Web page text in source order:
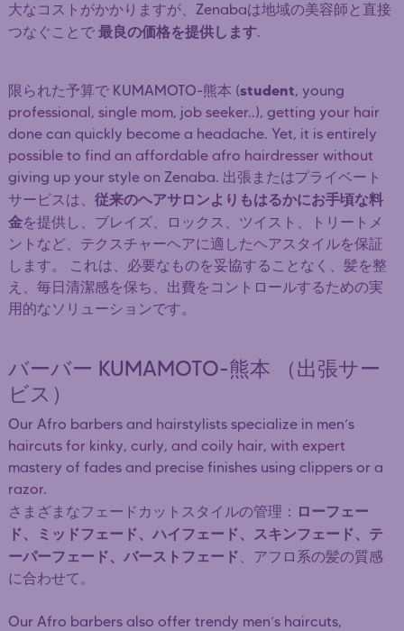
大なコストがかかりますが、Zenabaは地域の美容師と直接
つなぐことで 最良の価格を提供します.
限られた予算で KUMAMOTO-熊本 (student, young
professional, single mom, job seeker..), getting your hair
done can quickly become a headache. Yet, it is entirely
possible to find an affordable afro hairdresser without
giving up your style on Zenaba. 出張またはプライベート
サービスは、 従来のヘアサロンよりもはるかにお手頃な料
金を提供し、ブレイズ、ロックス、ツイスト、トリートメ
ントなど、テクスチャーヘアに適したヘアスタイルを保証
します。 これは、必要なものを妥協することなく、髪を整
え、毎日清潔感を保ち、出費をコントロールするための実
用的なソリューションです。
バーバー KUMAMOTO-熊本 （出張サー
ビス）
Our Afro barbers and hairstylists specialize in men’s
haircuts for kinky, curly, and coily hair, with expert
mastery of fades and precise finishes using clippers or a
razor.
さまざまなフェードカットスタイルの管理： ローフェー
ド、ミッドフェード、ハイフェード、スキンフェード、テ
ーパーフェード、バーストフェード、アフロ系の髪の質感
に合わせて。
Our Afro barbers also offer trendy men’s haircuts,